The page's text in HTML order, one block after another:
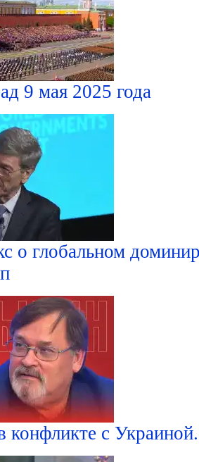
9 мая 2025 года
о глобальном
конфликте с